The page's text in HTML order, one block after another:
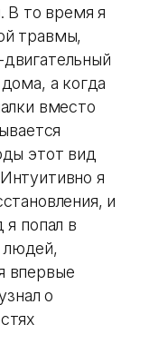
В то время я
травмы,
а когда
вместо
этот вид
я
и
попал в
людей,
впервые
о